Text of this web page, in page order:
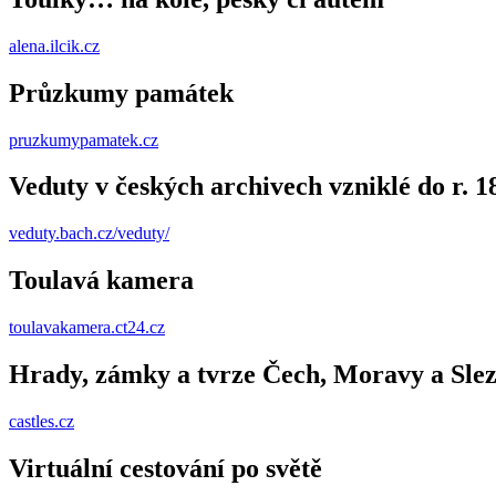
alena.ilcik.cz
Průzkumy památek
pruzkumypamatek.cz
Veduty v českých archivech vzniklé do r.
veduty.bach.cz/veduty/
Toulavá kamera
toulavakamera.ct24.cz
Hrady, zámky a tvrze Čech, Moravy a
castles.cz
Virtuální cestování po světě